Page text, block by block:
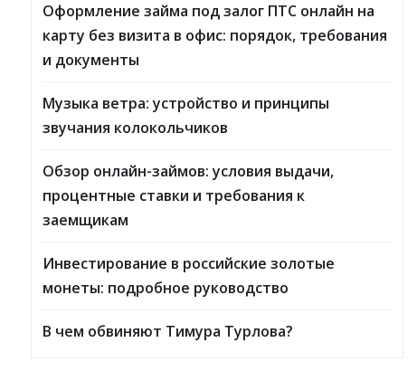
Оформление займа под залог ПТС онлайн на
карту без визита в офис: порядок, требования
и документы
Музыка ветра: устройство и принципы
звучания колокольчиков
Обзор онлайн-займов: условия выдачи,
процентные ставки и требования к
заемщикам
Инвестирование в российские золотые
монеты: подробное руководство
В чем обвиняют Тимура Турлова?